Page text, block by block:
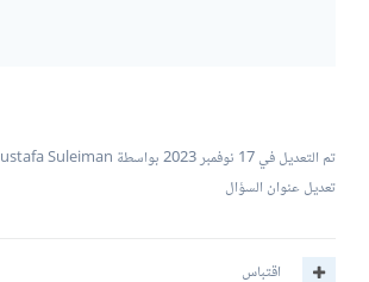
تم التعديل في17 نوفمبر 2023
بواسطة Mustafa Suleiman
تعديل عنوان السؤال
اقتباس